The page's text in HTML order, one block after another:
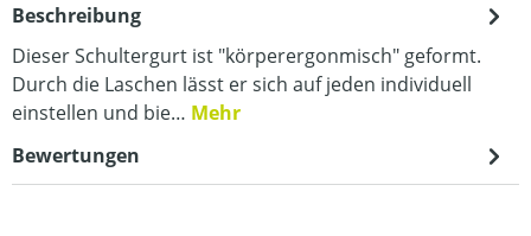
Beschreibung
Dieser Schultergurt ist "körperergonmisch" geformt.
Durch die Laschen lässt er sich auf jeden individuell
einstellen und bie… Mehr
Bewertungen